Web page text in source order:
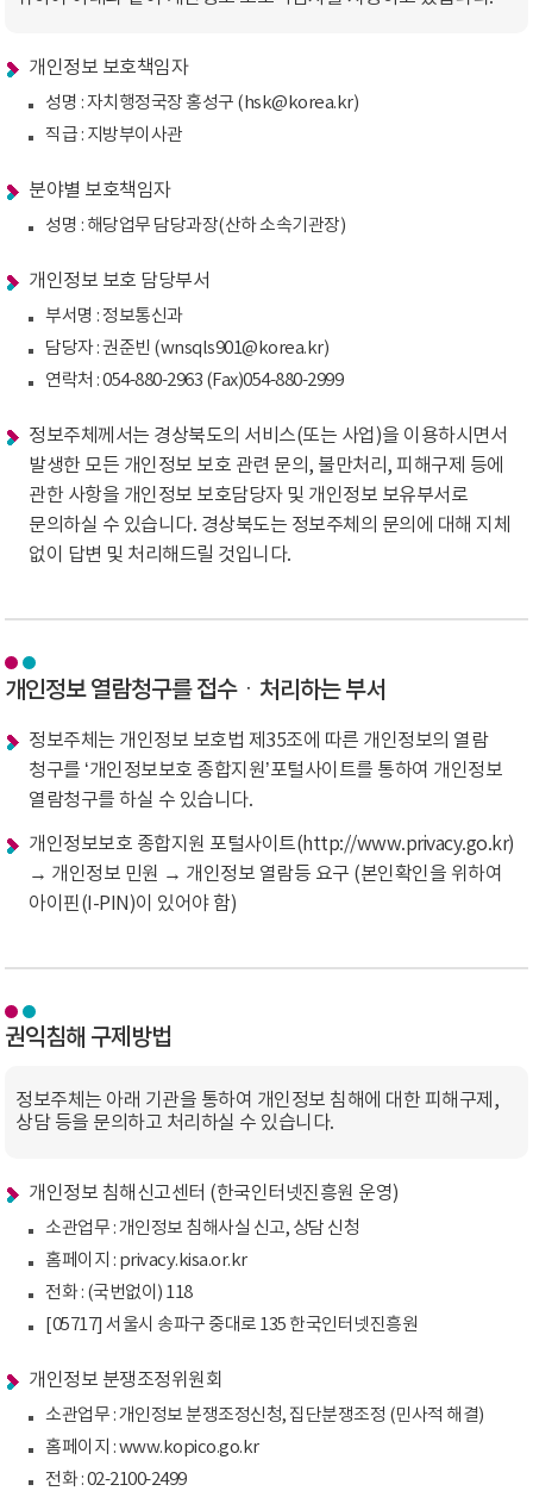
개인정보 보호책임자
성명 : 자치행정국장 홍성구 (hsk@korea.kr)
직급 : 지방부이사관
분야별 보호책임자
성명 : 해당업무 담당과장(산하 소속기관장)
개인정보 보호 담당부서
부서명 : 정보통신과
담당자 : 권준빈 (wnsqls901@korea.kr)
연락처 : 054-880-2963 (Fax)054-880-2999
정보주체께서는 경상북도의 서비스(또는 사업)을 이용하시면서
발생한 모든 개인정보 보호 관련 문의, 불만처리, 피해구제 등에
관한 사항을 개인정보 보호담당자 및 개인정보 보유부서로
문의하실 수 있습니다. 경상북도는 정보주체의 문의에 대해 지체
없이 답변 및 처리해드릴 것입니다.
개인정보 열람청구를 접수ㆍ처리하는 부서
정보주체는 개인정보 보호법 제35조에 따른 개인정보의 열람
청구를 ‘개인정보보호 종합지원’포털사이트를 통하여 개인정보
열람청구를 하실 수 있습니다.
개인정보보호 종합지원 포털사이트(http://www.privacy.go.kr)
→ 개인정보 민원 → 개인정보 열람등 요구 (본인확인을 위하여
아이핀(I-PIN)이 있어야 함)
권익침해 구제방법
정보주체는 아래 기관을 통하여 개인정보 침해에 대한 피해구제,
상담 등을 문의하고 처리하실 수 있습니다.
개인정보 침해신고센터 (한국인터넷진흥원 운영)
소관업무 : 개인정보 침해사실 신고, 상담 신청
홈페이지 : privacy.kisa.or.kr
전화 : (국번없이) 118
[05717] 서울시 송파구 중대로 135 한국인터넷진흥원
개인정보 분쟁조정위원회
소관업무 : 개인정보 분쟁조정신청, 집단분쟁조정 (민사적 해결)
홈페이지 : www.kopico.go.kr
전화 : 02-2100-2499